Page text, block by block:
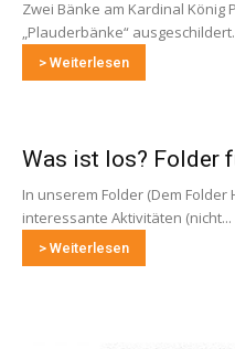
Zwei Bänke am Kardinal König
„Plauderbänke“
> Weiterlesen
Was ist los? Folder
In unserem Folder (Dem
interessante Aktivitäten (nicht...
> Weiterlesen